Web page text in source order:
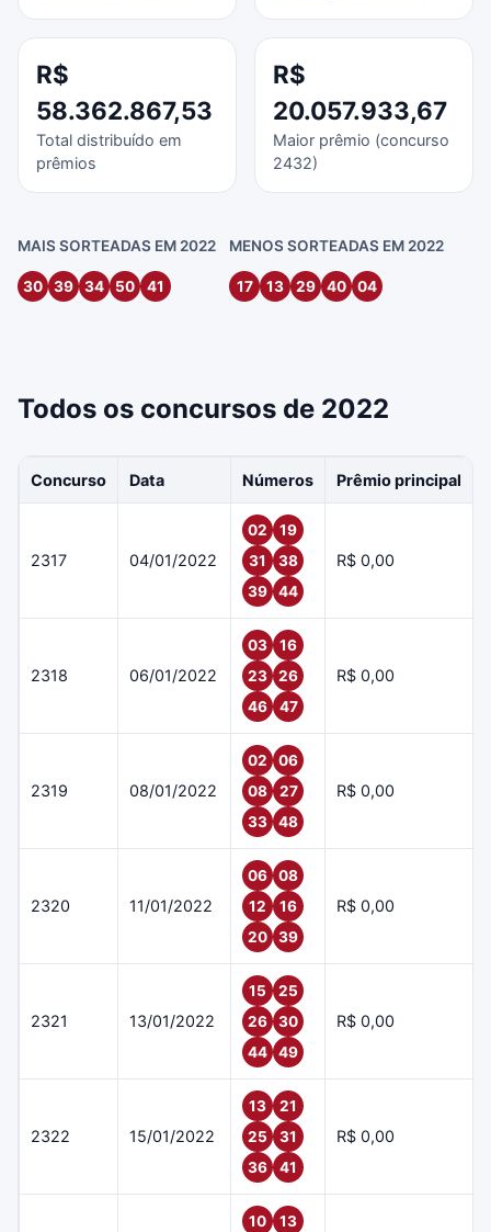
R$
58.362.867,53
Total distribuído em
prêmios
R$
20.057.933,67
Maior prêmio (concurso
2432)
MAIS SORTEADAS EM 2022
30 39 34 50 41
MENOS SORTEADAS EM 2022
17 13 29 40 04
Todos os concursos de 2022
Concurso Data Números Prêmio principal
2317 04/01/2022
02
19
31
38
39
44
R$ 0,00
2318 06/01/2022
03
16
23
26
46
47
R$ 0,00
2319 08/01/2022
02
06
08
27
33
48
R$ 0,00
2320 11/01/2022
06
08
12
16
20
39
R$ 0,00
2321 13/01/2022
15
25
26
30
44
49
R$ 0,00
2322 15/01/2022
13
21
25
31
36
41
R$ 0,00
10
13